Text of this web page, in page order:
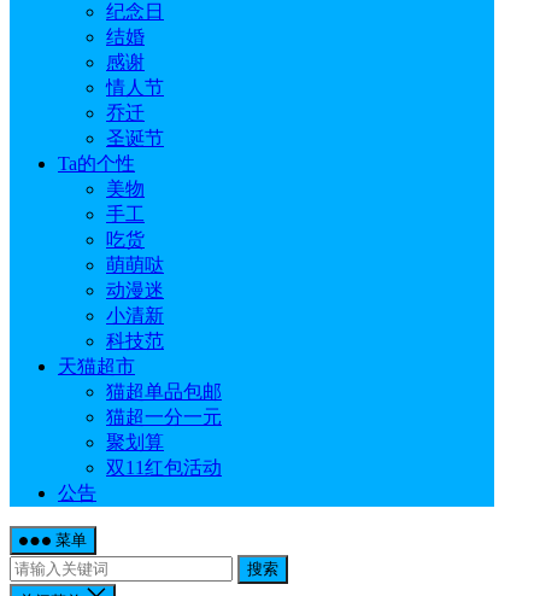
纪念日
结婚
感谢
情人节
乔迁
圣诞节
Ta的个性
美物
手工
吃货
萌萌哒
动漫迷
小清新
科技范
天猫超市
猫超单品包邮
猫超一分一元
聚划算
双11红包活动
公告
菜单
搜索